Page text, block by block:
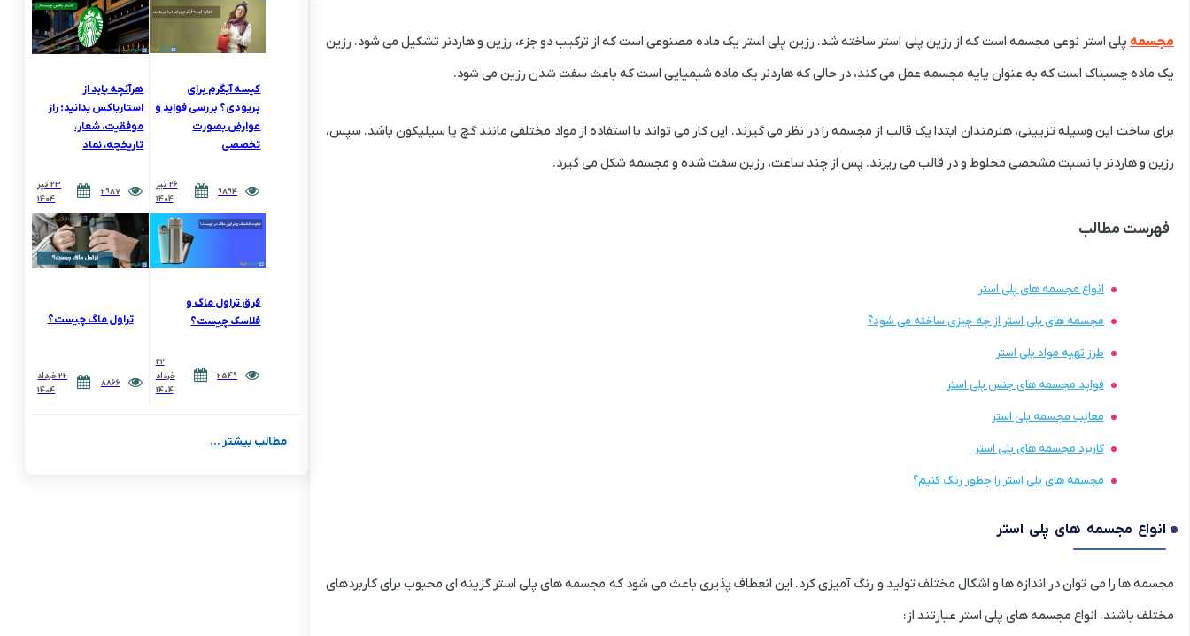
مجسمهپلی استر نوعی مجسمه است که از رزین پلی استر ساخته شد. رزین پلی استر یک ماده مصنوعی است که از ترکیب دو جزء، رزین و هاردنر تشکیل می شود. رزین
یک ماده چسبناک است که به عنوان پایه مجسمه عمل می کند، در حالی که هاردنر یک ماده شیمیایی است که باعث سفت شدن رزین می شود.
برای ساخت این وسیله تزیینی، هنرمندان ابتدا یک قالب از مجسمه را در نظر می گیرند. این کار می تواند با استفاده از مواد مختلفی مانند گچ یا سیلیکون باشد. سپس،
رزین و هاردنر با نسبت مشخصی مخلوط و در قالب می ریزند. پس از چند ساعت، رزین سفت شده و مجسمه شکل می گیرد.
فهرست مطالب
انواع مجسمه های پلی استر
مجسمه های پلی استر از چه چیزی ساخته می شود؟
طرز تهیه مواد پلی استر
فواید مجسمه های جنس پلی استر
معایب مجسمه پلی استر
کاربرد مجسمه های پلی استر
مجسمه های پلی استر را چطور رنگ کنیم؟
انواع مجسمه های پلی استر
مجسمه ها را می توان در اندازه ها و اشکال مختلف تولید و رنگ آمیزی کرد. این انعطاف پذیری باعث می شود که مجسمه های پلی استر گزینه ای محبوب برای کاربردهای
مختلف باشند. انواع مجسمه های پلی استر عبارتند از:
کیسه آبگرم برای
پریودی؟ بررسی فواید و
عوارض بصورت
تخصصی
9894
26 تیر
1404
هرآنچه باید از
استارباکس بدانید؛ راز
موفقیت، شعار،
تاریخچه، نماد
2987
23 تیر
1404
فرق تراول ماگ و
فلاسک چیست؟
2549
22
خرداد
1404
تراول ماگ چیست؟
8866
22 خرداد
1404
مطالب بیشتر ...